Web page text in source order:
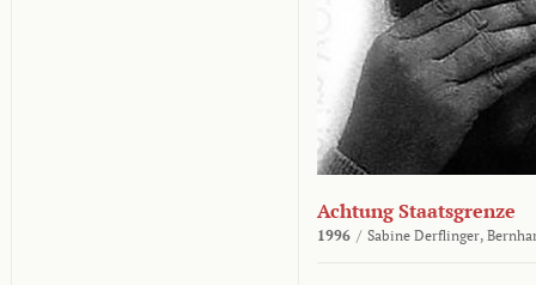
Achtung Staatsgrenze
1996 / Sabine Derflinger,